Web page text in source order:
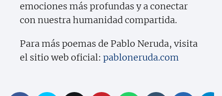
emociones más profundas y a conectar
con nuestra humanidad compartida.
Para más poemas de Pablo Neruda, visita
el sitio web oficial: pabloneruda.com